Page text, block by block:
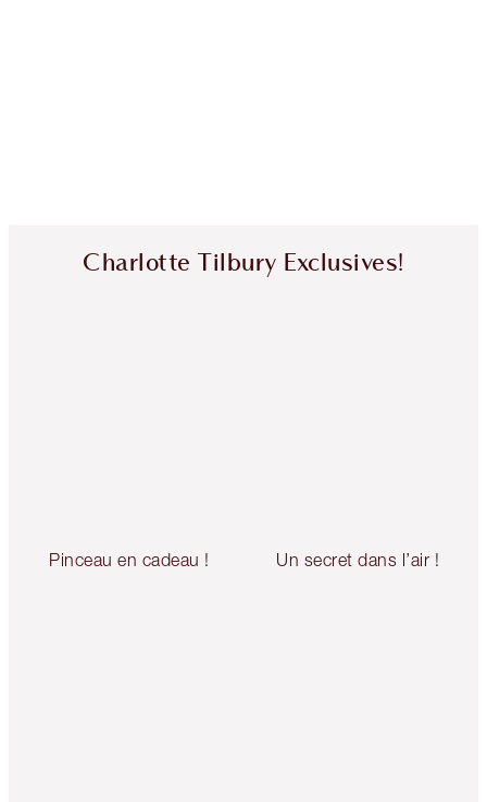
Charlotte Tilbury Exclusives!
Pinceau en cadeau ! Un secret dans l’air !